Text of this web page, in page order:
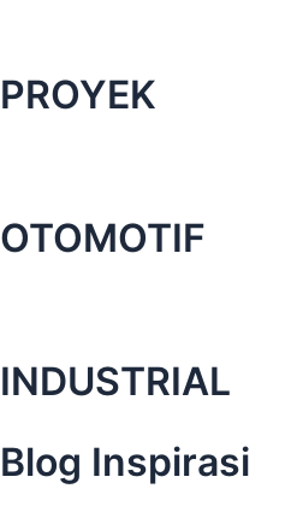
PROYEK
OTOMOTIF
INDUSTRIAL
Blog Inspirasi